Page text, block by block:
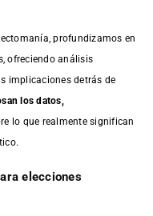
profundizamos en
ofreciendo análisis
implicaciones detrás de
los datos,
lo que realmente significan
elecciones